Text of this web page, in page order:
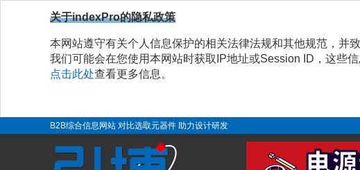
关于indexPro的隐私政策
本网站遵守有关个人信息保护的相关法律法规和其他规范，并
我们可能会在您使用本网站时获取IP地址或Session ID，这些
点击此处查看更多信息。
B2B综合信息网站 对比选取元器件 助力设计研发